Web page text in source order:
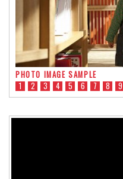
PHOTO IMAGE SAMPLE
1
2 3 4 5 6 7 8 9